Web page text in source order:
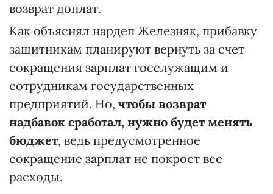
возврат доплат.
Как объяснял нардеп Железняк, прибавку
защитникам планируют вернуть за счет
сокращения зарплат госслужащим и
сотрудникам государственных
предприятий. Но, чтобы возврат
надбавок сработал, нужно будет менять
бюджет, ведь предусмотренное
сокращение зарплат не покроет все
расходы.